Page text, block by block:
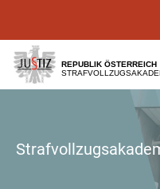
[1]
[2]
[3]
REPUBLIK ÖSTERREICH